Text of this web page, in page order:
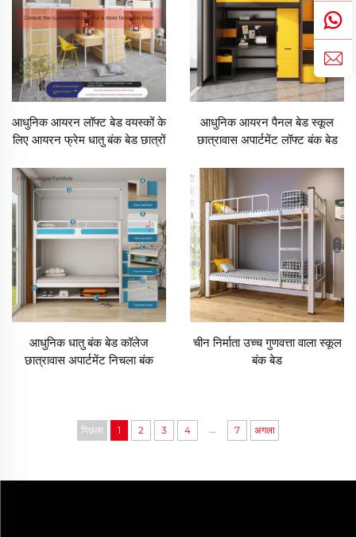
आधुनिक आयरन लॉफ्ट बेड वयस्कों के
लिए आयरन फ्रेम धातु बंक बेड छात्रों
आधुनिक आयरन पैनल बेड स्कूल
छात्रावास अपार्टमेंट लॉफ्ट बंक बेड
आधुनिक धातु बंक बेड कॉलेज
छात्रावास अपार्टमेंट निचला बंक
चीन निर्माता उच्च गुणवत्ता वाला स्कूल
बंक बेड
पिछला 1 2 3 4 ... 7 अगला